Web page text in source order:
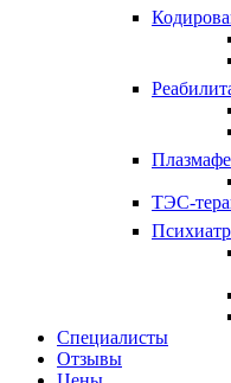
ТЭС-
Специалисты
Отзывы